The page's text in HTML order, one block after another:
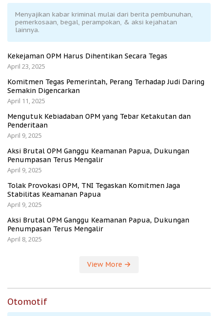
Menyajikan kabar kriminal mulai dari berita pembunuhan,
pemerkosaan, begal, perampokan, & aksi kejahatan
lainnya.
Kekejaman OPM Harus Dihentikan Secara Tegas
April 23, 2025
Komitmen Tegas Pemerintah, Perang Terhadap Judi Daring
Semakin Digencarkan
April 11, 2025
Mengutuk Kebiadaban OPM yang Tebar Ketakutan dan
Penderitaan
April 9, 2025
Aksi Brutal OPM Ganggu Keamanan Papua, Dukungan
Penumpasan Terus Mengalir
April 9, 2025
Tolak Provokasi OPM, TNI Tegaskan Komitmen Jaga
Stabilitas Keamanan Papua
April 9, 2025
Aksi Brutal OPM Ganggu Keamanan Papua, Dukungan
Penumpasan Terus Mengalir
April 8, 2025
View More
Otomotif